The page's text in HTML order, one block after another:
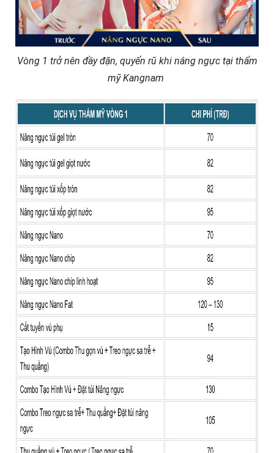
Vòng 1 trở nên đầy đặn, quyến rũ khi nâng ngực tại thẩm
mỹ Kangnam